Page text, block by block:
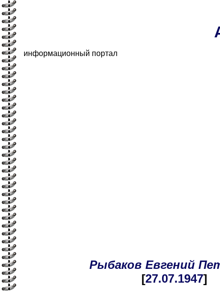
информационный портал
Рыбаков Евгений
[27.07.1947]